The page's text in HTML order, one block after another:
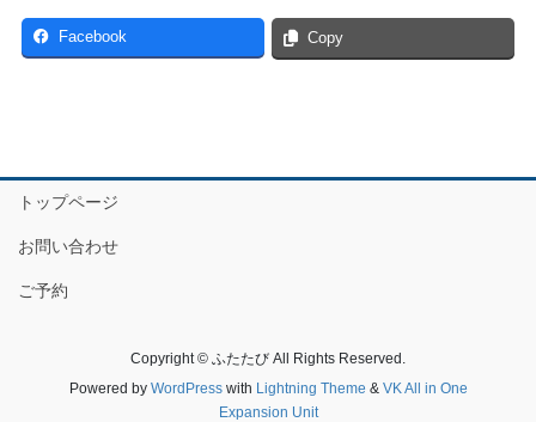
Facebook Copy
トップページ
お問い合わせ
ご予約
Copyright © ふたたび All Rights Reserved.
Powered by WordPresswith Lightning Theme & VK All in One
Expansion Unit